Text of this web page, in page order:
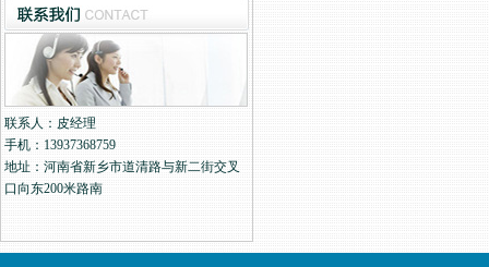
联系人：皮经理
手机：13937368759
地址：河南省新乡市道清路与新二街交叉
口向东200米路南